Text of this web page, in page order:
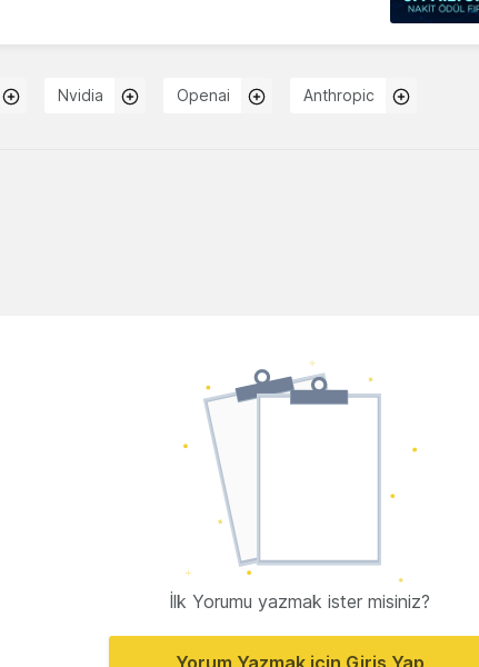
Nvidia Openai Anthropic
İlk Yorumu yazmak ister misiniz?